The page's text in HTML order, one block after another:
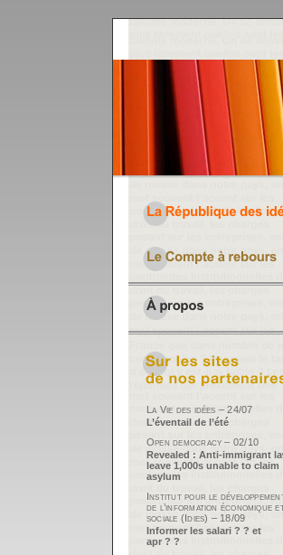
La Vie des idées – 24/07
L’éventail de l’été
Open democracy – 02/10
Revealed : Anti-immigrant
leave 1,000s unable to claim
asylum
Institut pour le
de l’information économique
sociale (Idies) – 18/09
Informer les salari ? ? et
apr ? ?